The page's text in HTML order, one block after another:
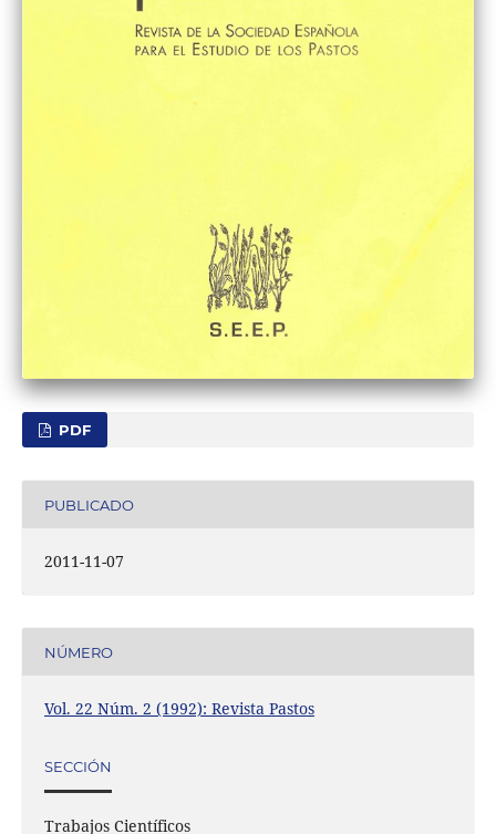
PDF
PUBLICADO
2011-11-07
NÚMERO
Vol. 22 Núm. 2 (1992): Revista Pastos
SECCIÓN
Trabajos Científicos